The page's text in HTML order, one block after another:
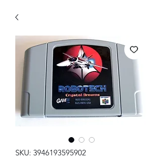
SKU: 3946193595902